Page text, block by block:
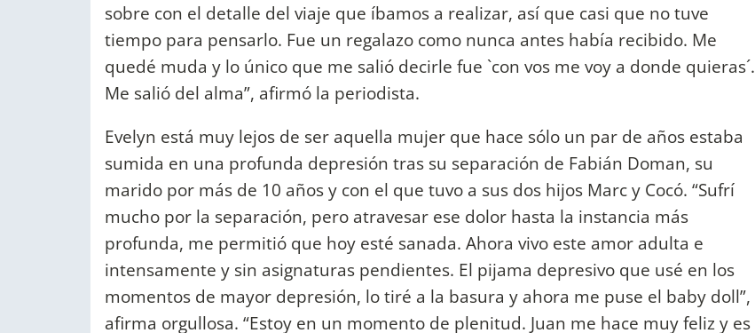
sobre con el detalle del viaje que íbamos a realizar, así que casi que no tuve
tiempo para pensarlo. Fue un regalazo como nunca antes había recibido. Me
quedé muda y lo único que me salió decirle fue `con vos me voy a donde quieras´.
Me salió del alma”, afirmó la periodista.
Evelyn está muy lejos de ser aquella mujer que hace sólo un par de años estaba
sumida en una profunda depresión tras su separación de Fabián Doman, su
marido por más de 10 años y con el que tuvo a sus dos hijos Marc y Cocó. “Sufrí
mucho por la separación, pero atravesar ese dolor hasta la instancia más
profunda, me permitió que hoy esté sanada. Ahora vivo este amor adulta e
intensamente y sin asignaturas pendientes. El pijama depresivo que usé en los
momentos de mayor depresión, lo tiré a la basura y ahora me puse el baby doll”,
afirma orgullosa. “Estoy en un momento de plenitud. Juan me hace muy feliz y es